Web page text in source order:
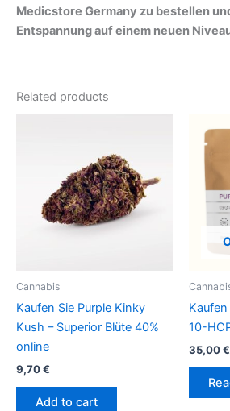
Medicstore Germany zu bestellen
Entspannung auf einem neuen
Related products
Cannabis
Kaufen Sie Purple Kinky
Kush – Superior Blüte 40%
online
9,70€
Add to cart
Kaufen
10-
35,00€